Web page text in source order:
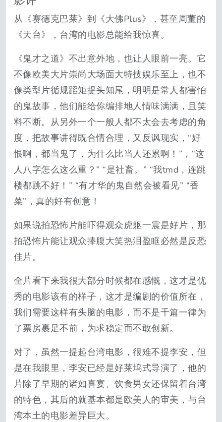
从《赛德克巴莱》到《大佛Plus》，甚至周董的
《天台》，台湾的电影总能给我惊喜。
《鬼才之道》不出意外地，也让人眼前一亮。它
不像欧美大片崇尚大场面大特技娱乐至上，也不
像类型片循规蹈矩提头知尾，明明是常人都害怕
的鬼故事，他们能给你编排地人情味满满，且笑
料不断。从另外一个一般人都不太会去考虑的角
度，把故事讲得既合情合理，又反讽现实，“好
恨啊，都当鬼了，为什么比当人还累啊！”，“这
人八字怎么这么重？” “是社畜。” “我tmd，连跳
楼都跳不好！” “有才华的鬼自然会被看见” “香
菜”，真的好有创意！
如果说拍恐怖片能吓得观众虎躯一震是好片，那
拍恐怖片能让观众捧腹大笑热泪盈眶必然是反恐
佳片。
全片看下来我很大部分时候都在感慨，这才是优
秀的电影该有的样子，这才是编剧的价值所在，
我们需要这样有头脑的电影，而不是千篇一律为
了票房裹足不前，为求稳定而不敢创新。
对了，虽然一提起台湾电影，很难不提李安，但
是在我眼里，李安已经是好莱坞式导演了，他的
片除了早期的诸如喜宴、饮食男女还保留着台湾
的特色，其后的就基本都是欧美人的审美，与台
湾本土的电影差异巨大。